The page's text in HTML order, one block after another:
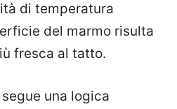
di temperatura
del marmo risulta
fresca al tatto.
una logica